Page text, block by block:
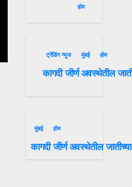
होम
ट्रेंडिंग न्यूज मुंबई होम
कागदी जीर्ण अवस्थेतील
मुंबई होम
कागदी जीर्ण अवस्थेतील